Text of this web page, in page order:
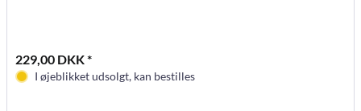
229,00 DKK *
I øjeblikket udsolgt, kan bestilles